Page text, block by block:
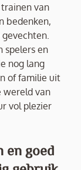
van
bedenken,
spelers en
nog lang
of familie uit
wereld van
vol plezier
en goed